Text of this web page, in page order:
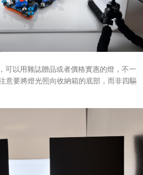
可以用雜誌贈品或者價格實惠的燈，不一
意要將燈光照向收納箱的底部，而非四驅